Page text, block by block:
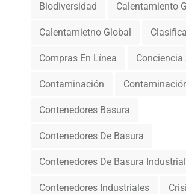
Biodiversidad Calentamiento
Calentamietno Global
Compras En Línea
Contaminación
Contenedores Basura
Contenedores De Basura
Contenedores De Basura Industrial
Contenedores Industriales